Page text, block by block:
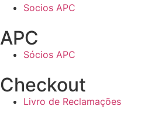
Socios APC
APC
Sócios APC
Checkout
Livro de Reclamações